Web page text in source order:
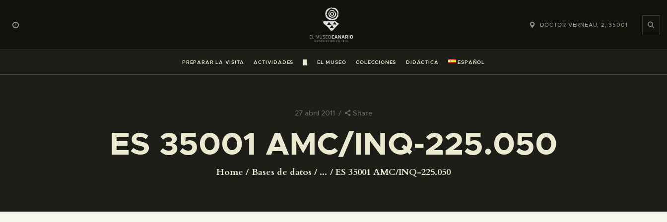
DOCTOR VERNEAU, 2, 35001
PREPARAR LA VISITA ACTIVIDADES EL MUSEO COLECCIONES DIDÁCTICA ESPAÑOL
27 abril 2011 Share
ES 35001 AMC/INQ-225.050
Home Bases de datos ... ES 35001 AMC/INQ-225.050
PREPARAR LA VISITA
ACTIVIDADES
█
COLECCIONES
DIDÁCTICA